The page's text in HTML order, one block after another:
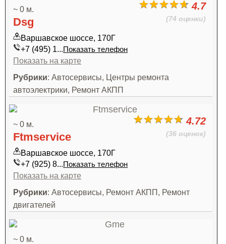
4.7
(74 оценки)
~ 0 м.
Dsg
Варшавское шоссе, 170Г
+7 (495) 1...Показать телефон
Показать на карте
Рубрики: Автосервисы, Центры ремонта
автоэлектрики, Ремонт АКПП
4.72
(36 оценок)
~ 0 м.
Ftmservice
Варшавское шоссе, 170Г
+7 (925) 8...Показать телефон
Показать на карте
Рубрики: Автосервисы, Ремонт АКПП, Ремонт
двигателей
~ 0 м.